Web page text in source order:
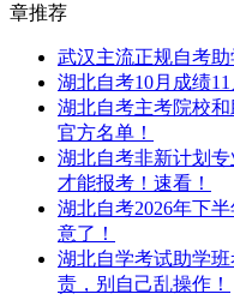
章推荐
武汉主流正规自考
湖北自考10月成绩
湖北自考主考院校
官方名单！
湖北自考非新计划
才能报考！速看！
湖北自考2026年下
意了！
湖北自学考试助学
责，别自己乱操作！